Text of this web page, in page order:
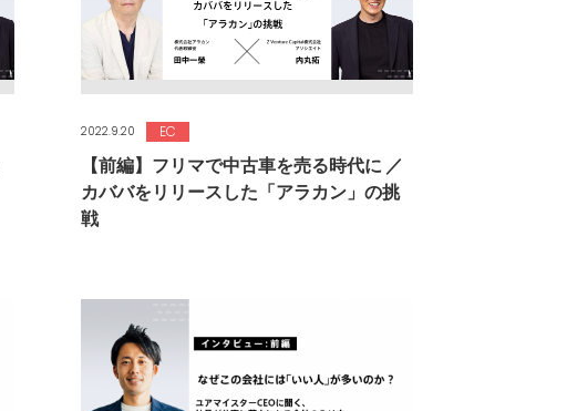
2022.9.20 EC
【前編】フリマで中古車を売る時代に ／
カババをリリースした「アラカン」の挑
戦